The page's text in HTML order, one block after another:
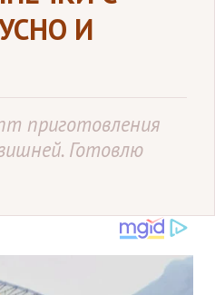
И
приготовления
Готовлю